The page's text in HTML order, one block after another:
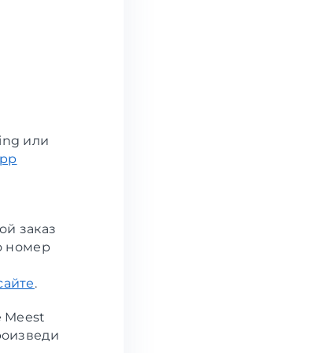
или
заказ
номер
.
Meest